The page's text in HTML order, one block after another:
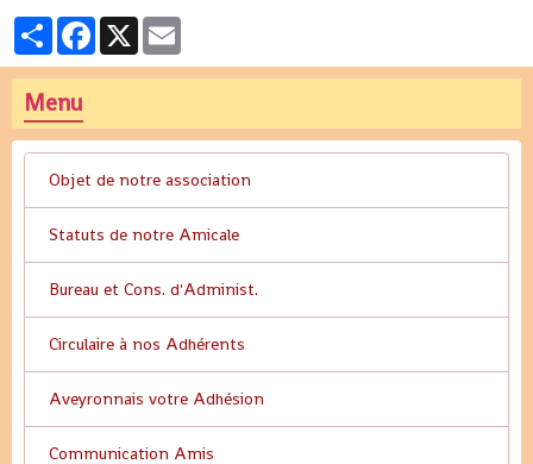
PartagerFacebook
X
Menu
Objet de notre association
Statuts de notre Amicale
Bureau et Cons. d'Administ.
Circulaire à nos Adhérents
Aveyronnais votre Adhésion
Communication Amis